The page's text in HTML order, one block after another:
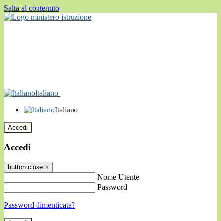
Salta al contenuto
Italiano
Italiano
Accedi
Accedi
button close ×
Nome Utente
Password
Password dimenticata?